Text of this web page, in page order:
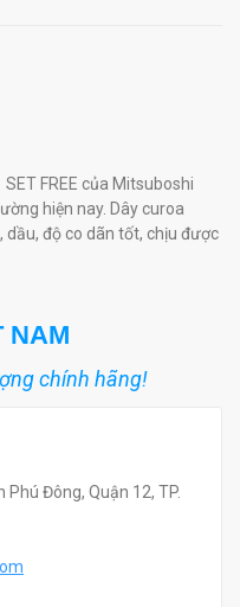
FREE của Mitsuboshi
hiện nay. Dây curoa
độ co dãn tốt, chịu được
NAM
chính hãng!
Đông, Quận 12, TP.